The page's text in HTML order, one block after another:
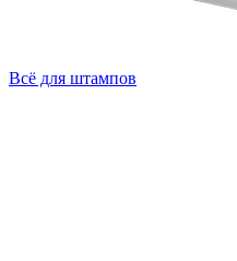
Всё для штампов